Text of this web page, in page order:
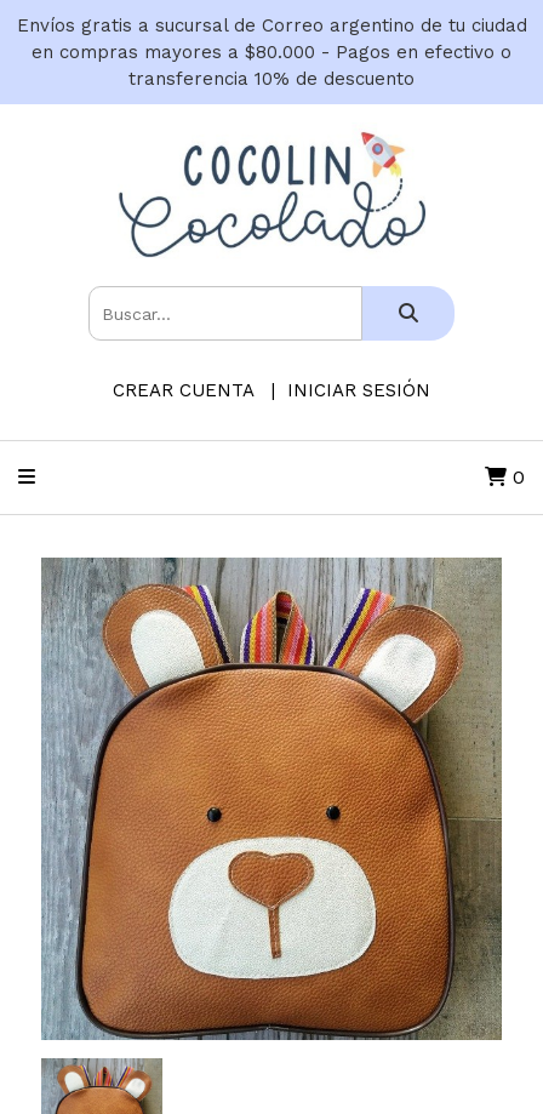
Envíos gratis a sucursal de Correo argentino de tu ciudad
en compras mayores a $80.000 - Pagos en efectivo o
transferencia 10% de descuento
CREAR CUENTA INICIAR SESIÓN
0